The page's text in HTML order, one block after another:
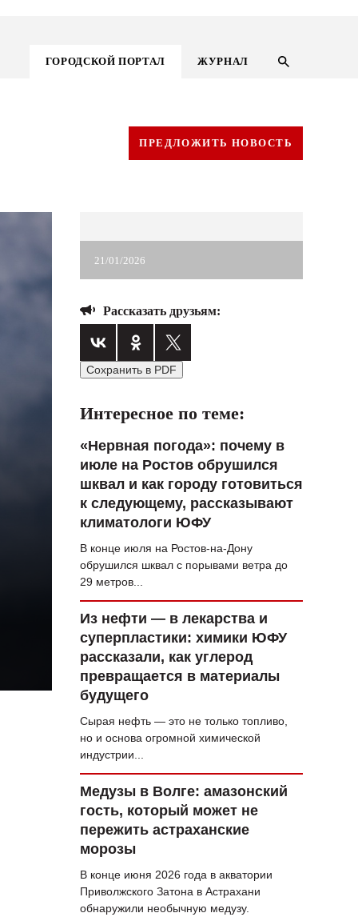
ГОРОДСКОЙ ПОРТАЛ ЖУРНАЛ
ГОРОДСКОЙ ПОРТАЛ
СТИЛЬ ЖИЗНИ
ХАЙП
ЧЕЛОВЕК ОСОБЕННЫЙ
ЖУРНАЛ
ПРЕДЛОЖИТЬ НОВОСТЬ
21/01/2026
Рассказать друзьям:
Сохранить в PDF
Интересное по теме:
«Нервная погода»: почему в
июле на Ростов обрушился
шквал и как городу готовиться
к следующему, рассказывают
климатологи ЮФУ
В конце июля на Ростов-на-Дону
обрушился шквал с порывами ветра до
29 метров...
Из нефти — в лекарства и
суперпластики: химики ЮФУ
рассказали, как углерод
превращается в материалы
будущего
Сырая нефть — это не только топливо,
но и основа огромной химической
индустрии...
Медузы в Волге: амазонский
гость, который может не
пережить астраханские
морозы
В конце июня 2026 года в акватории
Приволжского Затона в Астрахани
обнаружили необычную медузу.